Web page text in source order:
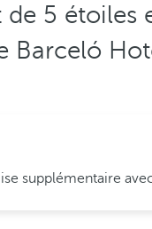
5 étoiles
Barceló
supplémentaire